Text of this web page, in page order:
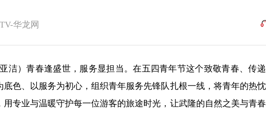
华龙网
洁）青春逢盛世，服务显担当。在五四青年节这个致敬青春、传
色、以服务为初心，组织青年服务先锋队扎根一线，将青年的热
专业与温暖守护每一位游客的旅途时光，让武隆的自然之美与青